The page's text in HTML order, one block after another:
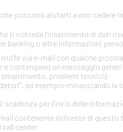
possono aiutarti a non cadere
ti richieda l’inserimento di dati
banking o altre informazioni
via e-mail con qualche
e contengono un messaggio
problemi tecnici);
ad esempio minacciando
scadenza per l’invio delle
mail contenente richieste di
call center